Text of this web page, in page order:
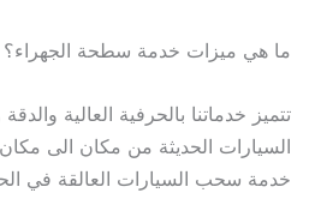
ما هي ميزات خدمة سطحة الجهراء؟
تتميز خدماتنا بالحرفية العالية
السيارات الحديثة من مكان الى
خدمة سحب السيارات العالقة في